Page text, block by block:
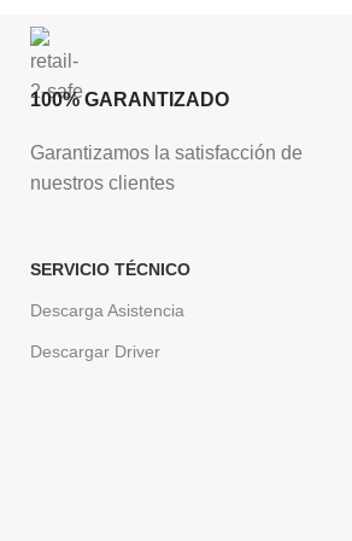
100% GARANTIZADO
Garantizamos la satisfacción de
nuestros clientes
SERVICIO TÉCNICO
Descarga Asistencia
Descargar Driver